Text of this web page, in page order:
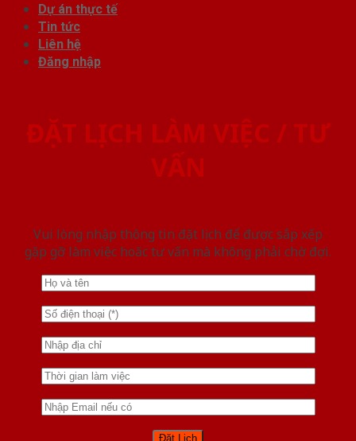
Dự án thực tế
Tin tức
Liên hệ
Đăng nhập
ĐẶT LỊCH LÀM VIỆC / TƯ
VẤN
Vui lòng nhập thông tin đặt lịch để được sắp xếp
gặp gỡ làm việc hoăc tư vấn mà không phải chờ đợi.